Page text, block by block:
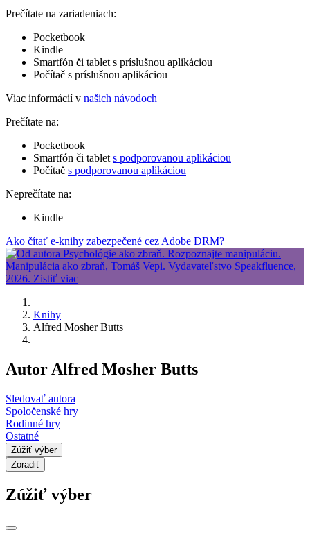
Prečítate na zariadeniach:
Pocketbook
Kindle
Smartfón či tablet s príslušnou aplikáciou
Počítač s príslušnou aplikáciou
Viac informácií v našich návodoch
Prečítate na:
Pocketbook
Smartfón či tablet s podporovanou aplikáciou
Počítač s podporovanou aplikáciou
Neprečítate na:
Kindle
Ako čítať e-knihy zabezpečené cez Adobe DRM?
Knihy
Alfred Mosher Butts
Autor Alfred Mosher Butts
Sledovať autora
Spoločenské hry
Rodinné hry
Ostatné
Zúžiť výber
Zoradiť
Zúžiť výber